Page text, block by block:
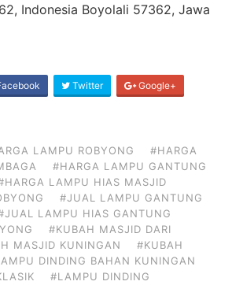
Indonesia Boyolali 57362, Jawa
Twitter Google+
LAMPU ROBYONG
#HARGA
#HARGA LAMPU GANTUNG
LAMPU HIAS MASJID
#JUAL LAMPU GANTUNG
LAMPU HIAS GANTUNG
#KUBAH MASJID DARI
MASJID KUNINGAN
#KUBAH
DINDING BAHAN KUNINGAN
#LAMPU DINDING